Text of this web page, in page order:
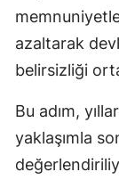
azaltarak
belirsizliği
Bu adım,
yaklaşımla